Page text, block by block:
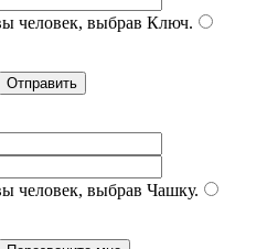
человек, выбрав Ключ.
человек, выбрав Чашку.